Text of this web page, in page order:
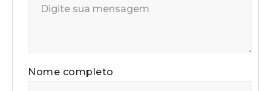
Nome completo